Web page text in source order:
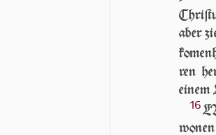
aber
ren
einem
16